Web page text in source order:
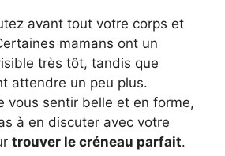
avant tout votre corps et
mamans ont un
très tôt, tandis que
attendre un peu plus.
vous sentir belle et en forme,
à en discuter avec votre
trouver le créneau parfait.